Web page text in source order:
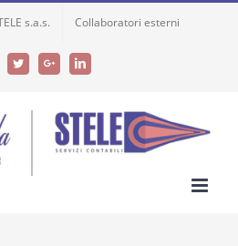
s.a.s. Collaboratori esterni
TwitterGoogle+LinkedIn